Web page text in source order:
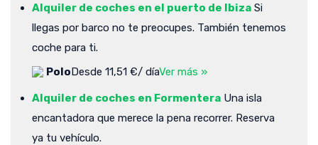
Alquiler de coches en el puerto de Ibiza Si
llegas por barco no te preocupes. También tenemos
coche para ti.
PoloDesde 11,51 €/ díaVer más »
Alquiler de coches en Formentera Una isla
encantadora que merece la pena recorrer. Reserva
ya tu vehículo.